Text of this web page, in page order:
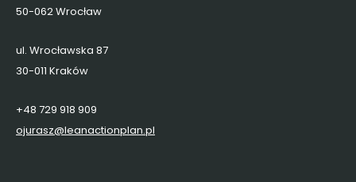
50-062 Wrocław
ul. Wrocławska 87
30-011 Kraków
+48 729 918 909
ojurasz@leanactionplan.pl